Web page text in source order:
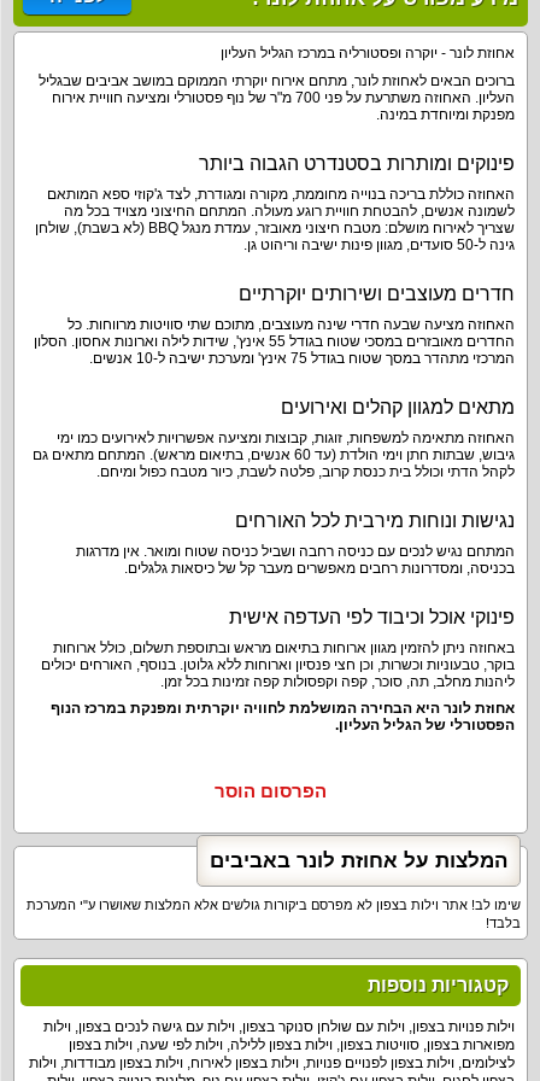
אחוזת לונר - יוקרה ופסטורליה במרכז הגליל העליון
ברוכים הבאים לאחוזת לונר, מתחם אירוח יוקרתי הממוקם במושב אביבים שבגליל
העליון. האחוזה משתרעת על פני 700 מ"ר של נוף פסטורלי ומציעה חוויית אירוח
מפנקת ומיוחדת במינה.
פינוקים ומותרות בסטנדרט הגבוה ביותר
האחוזה כוללת בריכה בנוייה מחוממת, מקורה ומגודרת, לצד ג'קוזי ספא המותאם
לשמונה אנשים, להבטחת חוויית רוגע מעולה. המתחם החיצוני מצויד בכל מה
שצריך לאירוח מושלם: מטבח חיצוני מאובזר, עמדת מנגל BBQ (לא בשבת), שולחן
גינה ל-50 סועדים, מגוון פינות ישיבה וריהוט גן.
חדרים מעוצבים ושירותים יוקרתיים
האחוזה מציעה שבעה חדרי שינה מעוצבים, מתוכם שתי סוויטות מרווחות. כל
החדרים מאובזרים במסכי שטוח בגודל 55 אינץ', שידות לילה וארונות אחסון. הסלון
המרכזי מתהדר במסך שטוח בגודל 75 אינץ' ומערכת ישיבה ל-10 אנשים.
מתאים למגוון קהלים ואירועים
האחוזה מתאימה למשפחות, זוגות, קבוצות ומציעה אפשרויות לאירועים כמו ימי
גיבוש, שבתות חתן וימי הולדת (עד 60 אנשים, בתיאום מראש). המתחם מתאים גם
לקהל הדתי וכולל בית כנסת קרוב, פלטה לשבת, כיור מטבח כפול ומיחם.
נגישות ונוחות מירבית לכל האורחים
המתחם נגיש לנכים עם כניסה רחבה ושביל כניסה שטוח ומואר. אין מדרגות
בכניסה, ומסדרונות רחבים מאפשרים מעבר קל של כיסאות גלגלים.
פינוקי אוכל וכיבוד לפי העדפה אישית
באחוזה ניתן להזמין מגוון ארוחות בתיאום מראש ובתוספת תשלום, כולל ארוחות
בוקר, טבעוניות וכשרות, וכן חצי פנסיון וארוחות ללא גלוטן. בנוסף, האורחים יכולים
ליהנות מחלב, תה, סוכר, קפה וקפסולות קפה זמינות בכל זמן.
אחוזת לונר היא הבחירה המושלמת לחוויה יוקרתית ומפנקת במרכז הנוף
הפסטורלי של הגליל העליון.
הפרסום הוסר
המלצות על אחוזת לונר באביבים
שימו לב! אתר וילות בצפון לא מפרסם ביקורות גולשים אלא המלצות שאושרו ע"י המערכת
בלבד!
קטגוריות נוספות
וילות פנויות בצפון, וילות עם שולחן סנוקר בצפון, וילות עם גישה לנכים בצפון, וילות
מפוארות בצפון, סוויטות בצפון, וילות בצפון ללילה, וילות לפי שעה, וילות בצפון
לצילומים, וילות בצפון לפנויים פנויות, וילות בצפון לאירוח, וילות בצפון מבודדות, וילות